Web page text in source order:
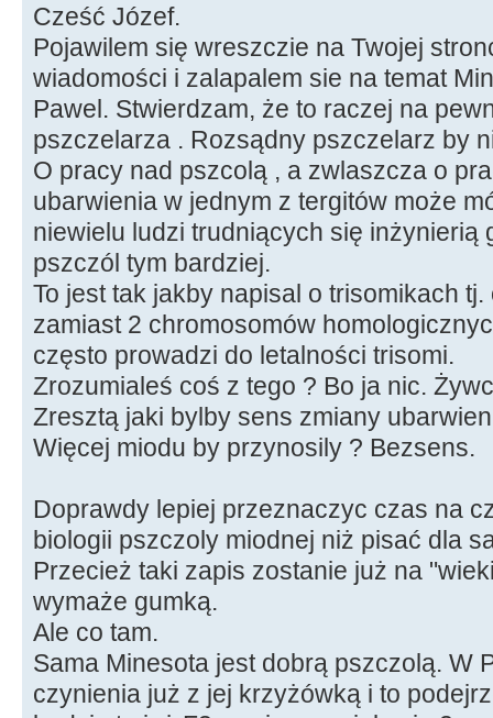
Cześć Józef.
Pojawilem się wreszczie na Twojej
wiadomości i zalapalem sie na temat
Pawel. Stwierdzam, że to raczej na
pszczelarza . Rozsądny pszczelarz by
O pracy nad pszcolą , a zwlaszcza o
ubarwienia w jednym z tergitów może
niewielu ludzi trudniących się inżynierią
pszczól tym bardziej.
To jest tak jakby napisal o trisomikach
zamiast 2 chromosomów
często prowadzi do letalności trisomi.
Zrozumialeś coś z tego ? Bo ja nic.
Zresztą jaki bylby sens zmiany
Więcej miodu by przynosily ? Bezsens.
Doprawdy lepiej przeznaczyc czas na
biologii pszczoly miodnej niż pisać dla
Przecież taki zapis zostanie już na
wymaże gumką.
Ale co tam.
Sama Minesota jest dobrą pszczolą. W
czynienia już z jej krzyżówką i to